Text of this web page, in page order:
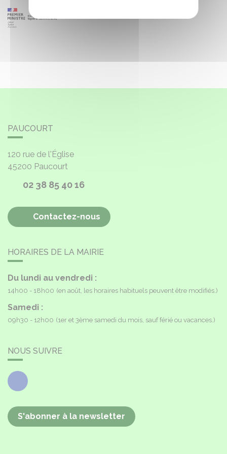
PAUCOURT
120 rue de l'Église
45200 Paucourt
02 38 85 40 16
Contactez-nous
HORAIRES DE LA MAIRIE
Du lundi au vendredi :
14h00 - 18h00 (en août, les horaires habituels peuvent être modifiés.)
Samedi :
09h30 - 12h00 (1er et 3ème samedi du mois, sauf férié ou vacances.)
NOUS SUIVRE
Facebook
S'abonner à la newsletter